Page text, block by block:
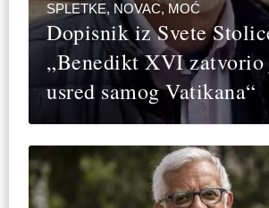
SPLETKE, NOVAC, MOĆ
Dopisnik iz Svete
„Benedikt XVI
usred samog Vatikana“